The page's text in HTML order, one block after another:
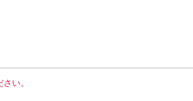
い。